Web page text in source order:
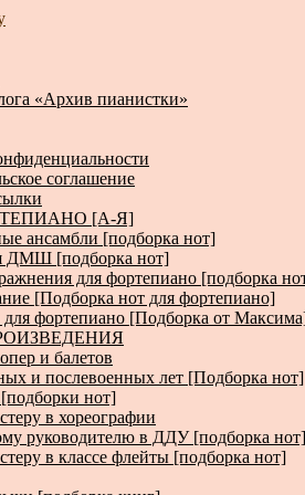
книги, музыка, статьи…
«Архив пианистки»
соглашение
[А-Я]
ансамбли [подборка нот]
ДМШ [подборка нот]
для фортепиано [подборка
[Подборка нот для фортепиано]
фортепиано [Подборка от
и балетов
и послевоенных лет [Подборка нот]
нот]
в хореографии
руководителю в ДДУ [подборка нот]
в классе флейты [подборка нот]